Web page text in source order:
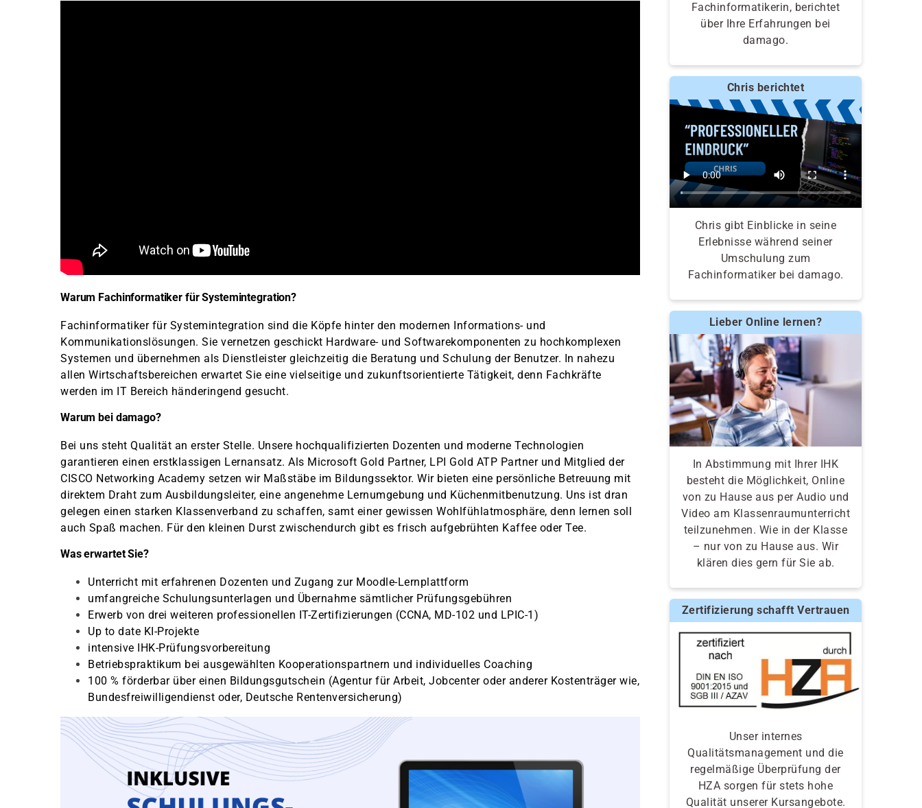
Warum Fachinformatiker für Systemintegration?
Fachinformatiker für Systemintegration sind die Köpfe hinter den modernen Informations- und
Kommunikationslösungen. Sie vernetzen geschickt Hardware- und Softwarekomponenten zu hochkomplexen
Systemen und übernehmen als Dienstleister gleichzeitig die Beratung und Schulung der Benutzer. In nahezu
allen Wirtschaftsbereichen erwartet Sie eine vielseitige und zukunftsorientierte Tätigkeit, denn Fachkräfte
werden im IT Bereich händeringend gesucht.
Warum bei damago?
Bei uns steht Qualität an erster Stelle. Unsere hochqualifizierten Dozenten und moderne Technologien
garantieren einen erstklassigen Lernansatz. Als Microsoft Gold Partner, LPI Gold ATP Partner und Mitglied der
CISCO Networking Academy setzen wir Maßstäbe im Bildungssektor. Wir bieten eine persönliche Betreuung mit
direktem Draht zum Ausbildungsleiter, eine angenehme Lernumgebung und Küchenmitbenutzung. Uns ist dran
gelegen einen starken Klassenverband zu schaffen, samt einer gewissen Wohlfühlatmosphäre, denn lernen soll
auch Spaß machen. Für den kleinen Durst zwischendurch gibt es frisch aufgebrühten Kaffee oder Tee.
Was erwartet Sie?
Unterricht mit erfahrenen Dozenten und Zugang zur Moodle-Lernplattform
umfangreiche Schulungsunterlagen und Übernahme sämtlicher Prüfungsgebühren
Erwerb von drei weiteren professionellen IT-Zertifizierungen (CCNA, MD-102 und LPIC-1)
Up to date KI-Projekte
intensive IHK-Prüfungsvorbereitung
Betriebspraktikum bei ausgewählten Kooperationspartnern und individuelles Coaching
100 % förderbar über einen Bildungsgutschein (Agentur für Arbeit, Jobcenter oder anderer Kostenträger wie,
Bundesfreiwilligendienst oder, Deutsche Rentenversicherung)
Fachinformatikerin, berichtet
über Ihre Erfahrungen bei
damago.
Chris berichtet
Chris gibt Einblicke in seine
Erlebnisse während seiner
Umschulung zum
Fachinformatiker bei damago.
Lieber Online lernen?
In Abstimmung mit Ihrer IHK
besteht die Möglichkeit, Online
von zu Hause aus per Audio und
Video am Klassenraumunterricht
teilzunehmen. Wie in der Klasse
– nur von zu Hause aus. Wir
klären dies gern für Sie ab.
Zertifizierung schafft Vertrauen
Unser internes
Qualitätsmanagement und die
regelmäßige Überprüfung der
HZA sorgen für stets hohe
Qualität unserer Kursangebote.